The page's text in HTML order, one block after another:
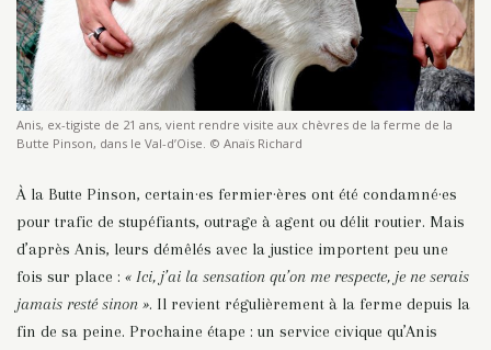
Anis, ex-​tigiste de 21 ans, vient rendre visite aux chèvres de la ferme de la
Butte Pinson​, dans le Val-d’Oise. © Anaïs Richard
À la Butte Pinson, certain·es fermier·ères ont été condamné·es
pour trafic de stupéfiants, outrage à agent ou délit routier. Mais
d’après Anis, leurs démêlés avec la justice importent peu une
fois sur place : « Ici, j’ai la sensation qu’on me respecte, je ne serais
jamais resté sinon ». Il revient régulièrement à la ferme depuis la
fin de sa peine. Prochaine étape : un service civique qu’Anis